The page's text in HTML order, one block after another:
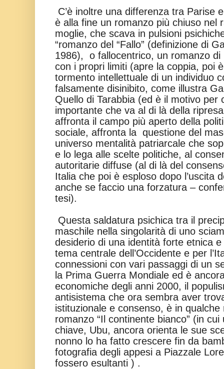
C’è inoltre una differenza tra Parise
è alla fine un romanzo più chiuso nel
moglie, che scava in pulsioni
“romanzo del “Fallo” (definizione di
1986), o fallocentrico, un romanzo
con i propri limiti (apre la coppia, poi
tormento intellettuale di un individuo
falsamente disinibito, come illustra
Quello di Tarabbia (ed è il motivo per
importante che va al di là della
affronta il campo più aperto della
sociale, affronta la questione del
universo mentalità patriarcale che
e lo lega alle scelte politiche, al
autoritarie diffuse (al di là del
Italia che poi è esploso dopo l’uscita
anche se faccio una forzatura –
tesi).
Questa saldatura psichica tra il
maschile nella singolarità di uno
desiderio di una identità forte etnica
tema centrale dell’Occidente e per
connessioni con vari passaggi di un
la Prima Guerra Mondiale ed è
economiche degli anni 2000, il
antisistema che ora sembra aver
istituzionale e consenso, è in
romanzo “Il continente bianco” (in
chiave, Ubu, ancora orienta le sue
nonno lo ha fatto crescere fin da
fotografia degli appesi a Piazzale
fossero esultanti ) .